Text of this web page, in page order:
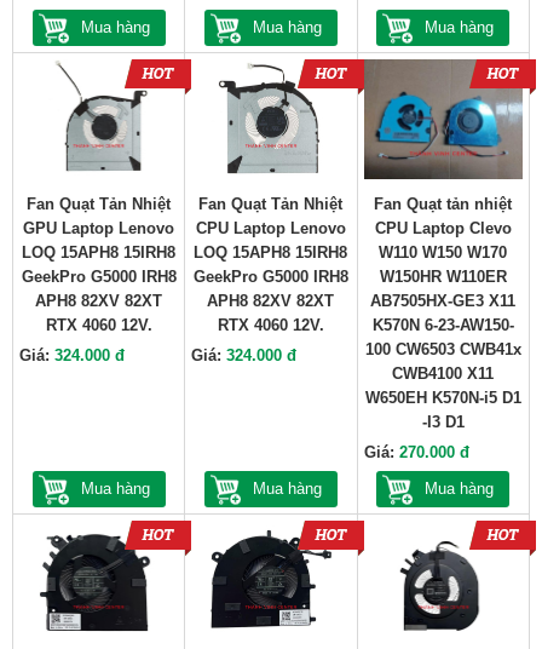
Mua hàng
Mua hàng Mua hàng
Fan Quạt Tản Nhiệt
GPU Laptop Lenovo
LOQ 15APH8 15IRH8
GeekPro G5000 IRH8
APH8 82XV 82XT
RTX 4060 12V.
Giá: 324.000 đ
Mua hàng
Fan Quạt Tản Nhiệt
CPU Laptop Lenovo
LOQ 15APH8 15IRH8
GeekPro G5000 IRH8
APH8 82XV 82XT
RTX 4060 12V.
Giá:324.000 đ
Mua hàng
Fan Quạt tản nhiệt
CPU Laptop Clevo
W110 W150 W170
W150HR W110ER
AB7505HX-GE3 X11
K570N 6-23-AW150-
100 CW6503 CWB41x
CWB4100 X11
W650EH K570N-i5 D1
-I3 D1
Giá: 270.000 đ
Mua hàng